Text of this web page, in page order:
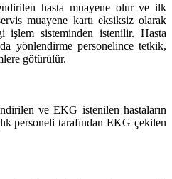
hasta muayene olur ve ilk
muayene kartı eksiksiz olarak
sisteminden istenilir. Hasta
yönlendirme personelince tetkik,
götürülür.
ve EKG istenilen hastaların
personeli tarafından EKG çekilen